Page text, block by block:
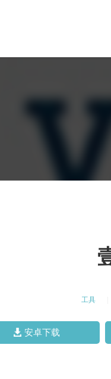
工具
安卓下载